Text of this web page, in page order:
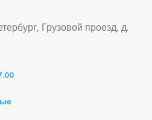
Грузовой проезд, д.